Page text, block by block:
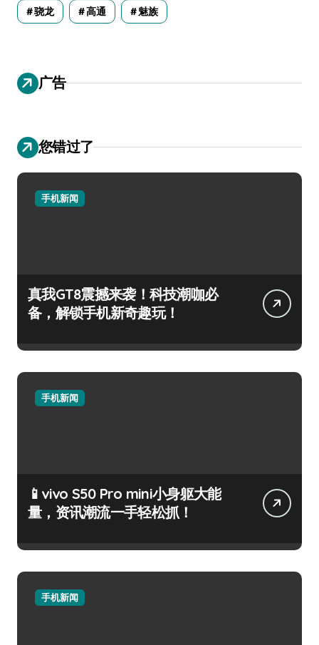
骁龙 高通 魅族
广告
您错过了
手机新闻
真我GT8震撼来袭！科技潮咖必
备，解锁手机新奇趣玩！
手机新闻
📱vivo S50 Pro mini小身躯大能
量，资讯潮流一手轻松抓！
手机新闻